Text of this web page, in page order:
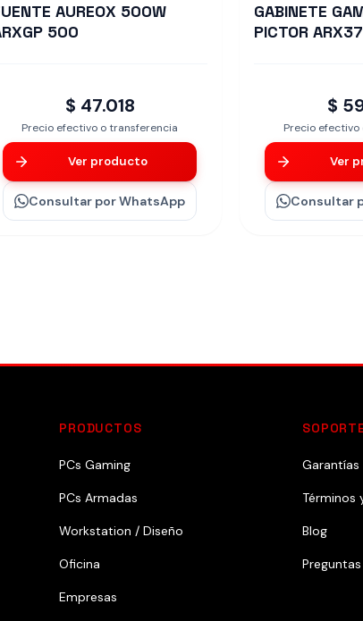
AUREOX 500W
500
$ 47.018
Precio efectivo o transferencia
Ver producto
Consultar por WhatsApp
GABINETE
PICTOR
$
Precio
Ver
Consultar
PRODUCTOS
PCs Gaming
PCs Armadas
Workstation / Diseño
Oficina
Empresas
Garantías
Términos
Blog